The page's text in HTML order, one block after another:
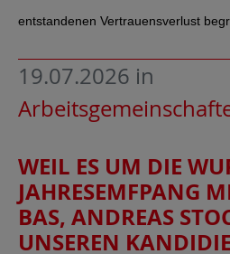
entstandenen Vertrauensverlust
19.07.2026 in
WEIL ES UM DIE
JAHRESEMFPANG
BAS, ANDREAS
UNSEREN